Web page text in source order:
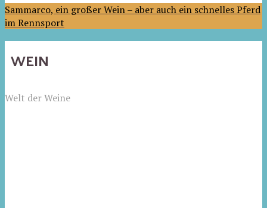
Sammarco, ein großer Wein – aber auch ein schnelles Pferd
im Rennsport
WEIN
Welt der Weine